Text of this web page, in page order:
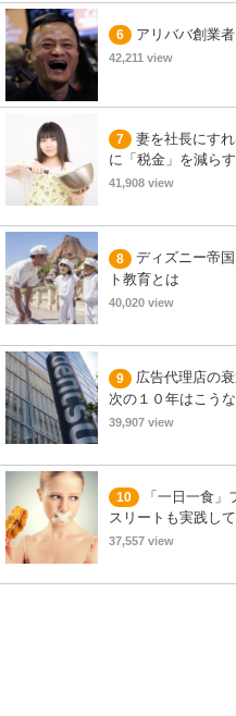
6 アリババ創業
42,211 view
7
妻を社長にす
に「税金」を減ら
41,908 view
8
ディズニー帝
ト教育とは
40,020 view
9
広告代理店の
次の１０年はこう
39,907 view
10
「一日一食」
スリートも実践し
37,557 view